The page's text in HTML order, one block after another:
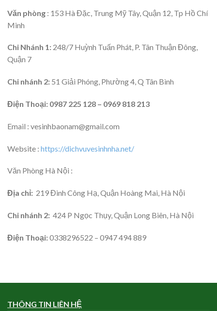
Văn phòng : 153 Hà Đặc, Trung Mỹ Tây, Quận 12, Tp Hồ Chí
Minh
Chi Nhánh 1: 248/7 Huỳnh Tuấn Phát, P. Tân Thuận Đông,
Quận 7
Chi nhánh 2: 51 Giải Phóng, Phường 4, Q Tân Bình
Điện Thoại: 0987 225 128 – 0969 818 213
Email : vesinhbaonam@gmail.com
Website : https://dichvuvesinhnha.net/
Văn Phòng Hà Nội :
Địa chỉ: 219 Đinh Công Hạ, Quận Hoàng Mai, Hà Nội
Chi nhánh 2: 424 P Ngọc Thụy, Quận Long Biên, Hà Nội
Điện Thoại:0338296522 – 0947 494 889
THÔNG TIN LIÊN HỆ